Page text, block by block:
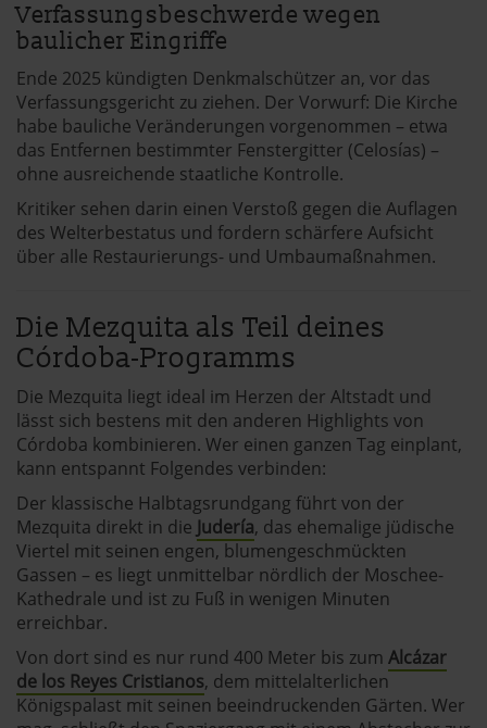
Verfassungsbeschwerde wegen
baulicher Eingriffe
Ende 2025 kündigten Denkmalschützer an, vor das
Verfassungsgericht zu ziehen. Der Vorwurf: Die Kirche
habe bauliche Veränderungen vorgenommen – etwa
das Entfernen bestimmter Fenstergitter (Celosías) –
ohne ausreichende staatliche Kontrolle.
Kritiker sehen darin einen Verstoß gegen die Auflagen
des Welterbestatus und fordern schärfere Aufsicht
über alle Restaurierungs- und Umbaumaßnahmen.
Die Mezquita als Teil deines
Córdoba-Programms
Die Mezquita liegt ideal im Herzen der Altstadt und
lässt sich bestens mit den anderen Highlights von
Córdoba kombinieren. Wer einen ganzen Tag einplant,
kann entspannt Folgendes verbinden:
Der klassische Halbtagsrundgang führt von der
Mezquita direkt in die Judería, das ehemalige jüdische
Viertel mit seinen engen, blumengeschmückten
Gassen – es liegt unmittelbar nördlich der Moschee-
Kathedrale und ist zu Fuß in wenigen Minuten
erreichbar.
Von dort sind es nur rund 400 Meter bis zum Alcázar
de los Reyes Cristianos, dem mittelalterlichen
Königspalast mit seinen beeindruckenden Gärten. Wer